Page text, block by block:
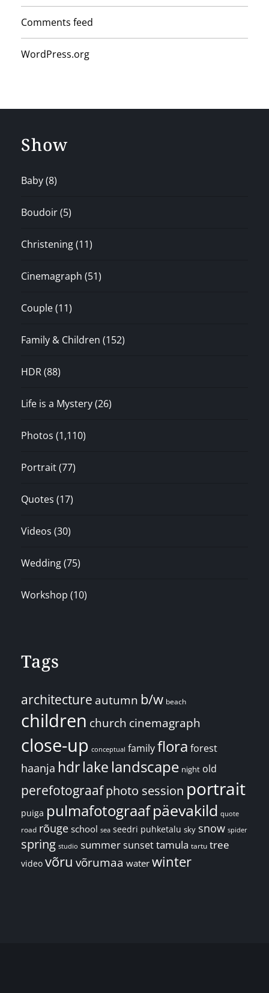
Comments feed
WordPress.org
Show
Baby(8)
Boudoir(5)
Christening(11)
Cinemagraph (51)
Couple(11)
Family & Children (152)
HDR(88)
Life is a Mystery(26)
Photos (1,110)
Portrait(77)
Quotes (17)
Videos (30)
Wedding(75)
Workshop (10)
Tags
architecture autumn b/w beach
children church cinemagraph
close-up conceptual familyflora forest
haanja hdrlake landscape night old
perefotograafphoto session portrait
puiga pulmafotograafpäevakild quote
road rõuge school sea seedri puhketalu sky snow spider
spring studio summersunsettamula tartu tree
video võru võrumaa water winter